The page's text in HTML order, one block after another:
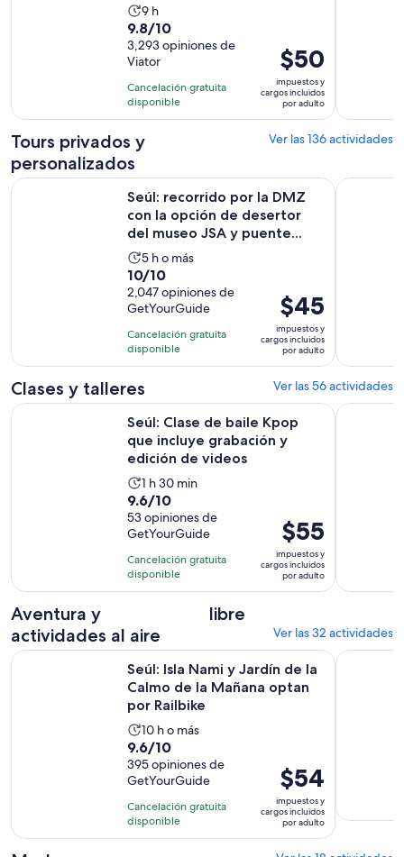
La
actividad
dura
9
horas
9 h
9.8
de
10
con
3293
opiniones
9.8/10
3,293 opiniones de
Viator
Cancelación gratuita
disponible
El
precio
es
de
por
$50
impuestos y
cargos incluidos
por adulto
Tours privados y
personalizados
Ver las 136 actividades
Seúl: recorrido por la DMZ
con la opción de desertor
del museo JSA y puente...
La
actividad
dura
5
horas
5 h o más
10.0
de
10
con
2047
opiniones
10/10
2,047 opiniones de
GetYourGuide
Cancelación gratuita
disponible
El
precio
es
de
por
$45
impuestos y
cargos incluidos
por adulto
Seúl: recorrido por la DMZ con la opción de desertor del
Tour de
Clases y talleres Ver las 56 actividades
Seúl: Clase de baile Kpop
que incluye grabación y
edición de videos
La
actividad
dura
1
hora
y
30
1 h 30 min
9.6
de
10
con
53
opiniones
9.6/10
53 opiniones de
GetYourGuide
Cancelación gratuita
disponible
El
precio
es
de
adulto
$55
impuestos y
cargos incluidos
por adulto
Seúl: Clase de baile Kpop que incluye grabación y edición
Seúl:
Aventura y
actividades al aire
libre
Ver las 32 actividades
Seúl: Isla Nami y Jardín de la
Calmo de la Mañana optan
por Railbike
La
actividad
dura
10
horas
10 h o más
9.6
de
10
con
395
opiniones
9.6/10
395 opiniones de
GetYourGuide
Cancelación gratuita
disponible
El
precio
es
de
$54
impuestos y
cargos incluidos
por adulto
Seúl: Isla Nami y Jardín de la Calmo de la Mañana optan por
Isla Nami,